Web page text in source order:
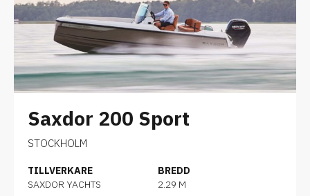
Saxdor 200 Sport
STOCKHOLM
TILLVERKARE
SAXDOR YACHTS
BREDD
2.29 M